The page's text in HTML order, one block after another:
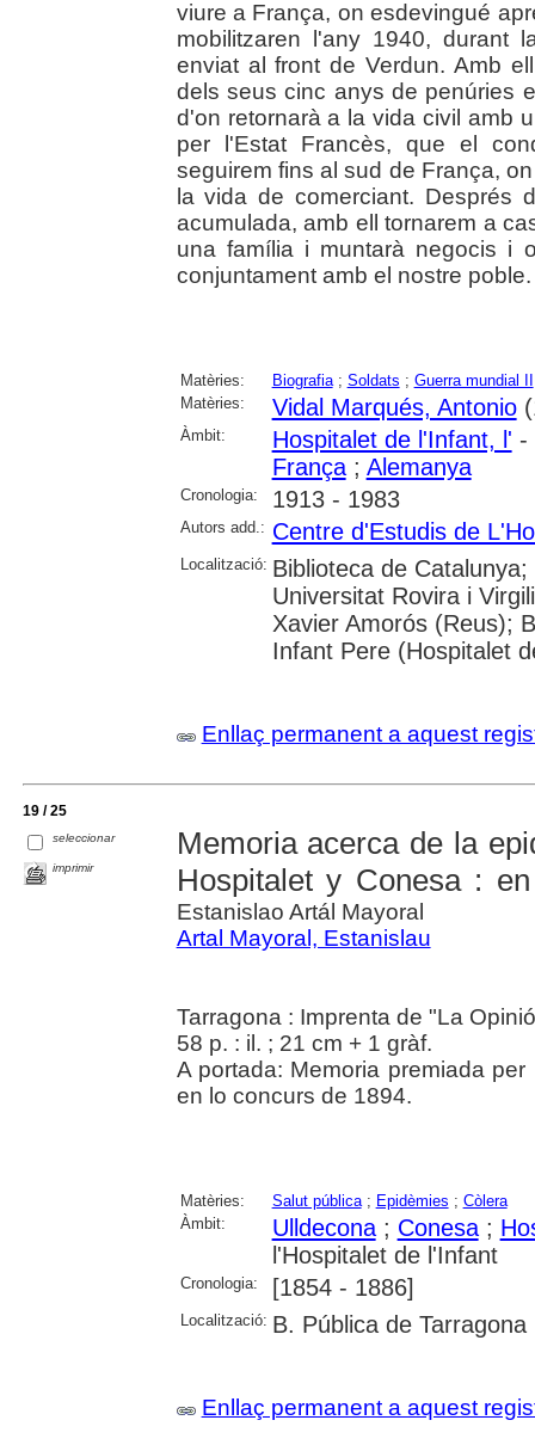
viure a França, on esdevingué
mobilitzaren l'any 1940, durant
enviat al front de Verdun. Amb
dels seus cinc anys de penúries
d'on retornarà a la vida civil amb
per l'Estat Francès, que el
seguirem fins al sud de França,
la vida de comerciant. Després
acumulada, amb ell tornarem a
una família i muntarà negocis i
conjuntament amb el nostre poble.
Matèries: Biografia; Soldats ; Guerra mundial II
Matèries:
Vidal Marqués, Antonio
Àmbit: Hospitalet de l'Infant, l' -
França; Alemanya
Cronologia: 1913 - 1983
Autors add.: Centre d'Estudis de
Localització: Biblioteca de
Universitat Rovira i
Xavier Amorós (Reus);
Infant Pere (Hospitalet
Enllaç permanent a aquest
19 / 25
seleccionar
imprimir
Memoria acerca de la
Hospitalet y Conesa :
Estanislao Artál Mayoral
Artal Mayoral, Estanislau
Tarragona : Imprenta de "La
58 p. : il. ; 21 cm + 1 gràf.
A portada: Memoria premiada
en lo concurs de 1894.
Matèries: Salut pública; Epidèmies ; Còlera
Àmbit:
Ulldecona; Conesa;
l'Hospitalet de l'Infant
Cronologia: [1854 - 1886]
Localització: B. Pública de Tarragona
Enllaç permanent a aquest